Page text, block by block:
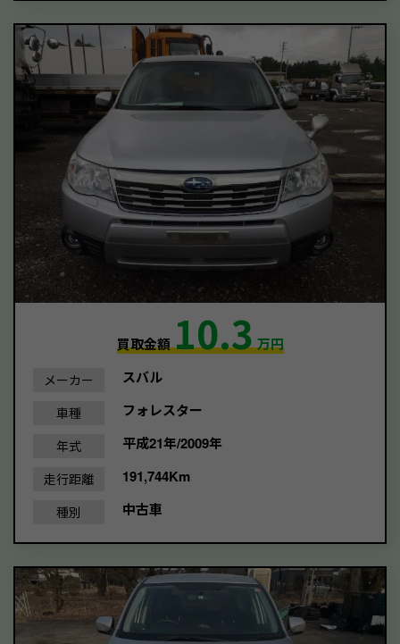
買取金額10.3万円
メーカー スバル
車種 フォレスター
年式 平成21年/2009年
走行距離 191,744Km
種別 中古車